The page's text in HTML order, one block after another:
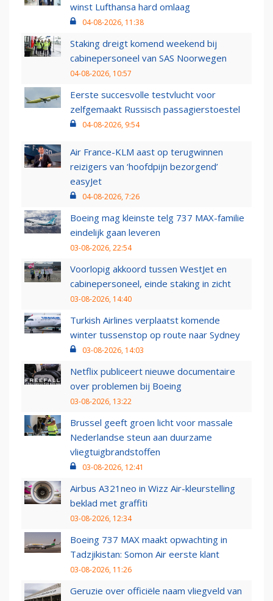
winst Lufthansa hard omlaag
04-08-2026, 11:38
Staking dreigt komend weekend bij
cabinepersoneel van SAS Noorwegen
04-08-2026, 10:57
Eerste succesvolle testvlucht voor
zelfgemaakt Russisch passagierstoestel
04-08-2026, 9:54
Air France-KLM aast op terugwinnen
reizigers van ‘hoofdpijn bezorgend’
easyJet
04-08-2026, 7:26
Boeing mag kleinste telg 737 MAX-familie
eindelijk gaan leveren
03-08-2026, 22:54
Voorlopig akkoord tussen WestJet en
cabinepersoneel, einde staking in zicht
03-08-2026, 14:40
Turkish Airlines verplaatst komende
winter tussenstop op route naar Sydney
03-08-2026, 14:03
Netflix publiceert nieuwe documentaire
over problemen bij Boeing
03-08-2026, 13:22
Brussel geeft groen licht voor massale
Nederlandse steun aan duurzame
vliegtuigbrandstoffen
03-08-2026, 12:41
Airbus A321neo in Wizz Air-kleurstelling
beklad met graffiti
03-08-2026, 12:34
Boeing 737 MAX maakt opwachting in
Tadzjikistan: Somon Air eerste klant
03-08-2026, 11:26
Geruzie over officiële naam vliegveld van